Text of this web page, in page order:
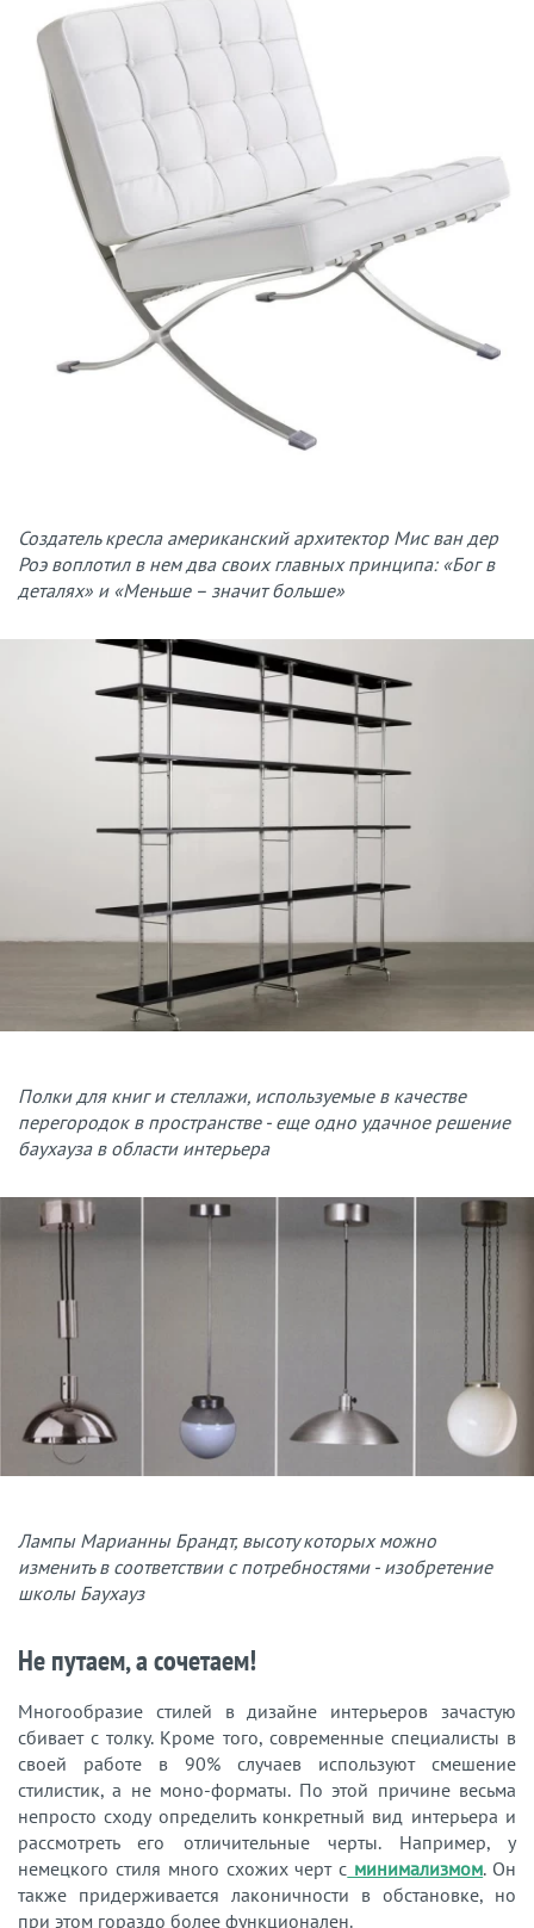
Создатель кресла американский архитектор Мис ван дер
Роэ воплотил в нем два своих главных принципа: «Бог в
деталях» и «Меньше – значит больше»
Полки для книг и стеллажи, используемые в качестве
перегородок в пространстве - еще одно удачное решение
баухауза в области интерьера
Лампы Марианны Брандт, высоту которых можно
изменить в соответствии с потребностями - изобретение
школы Баухауз
Не путаем, а сочетаем!
Многообразие стилей в дизайне интерьеров зачастую
сбивает с толку. Кроме того, современные специалисты в
своей работе в 90% случаев используют смешение
стилистик, а не моно-форматы. По этой причине весьма
непросто сходу определить конкретный вид интерьера и
рассмотреть его отличительные черты. Например, у
немецкого стиля много схожих черт с минимализмом. Он
также придерживается лаконичности в обстановке, но
при этом гораздо более функционален.